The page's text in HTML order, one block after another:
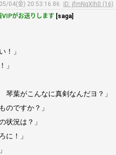
04(金) 20:53:16.86
ID: jfmNqXIh0 (16)
VIPがお送りします [saga]
！」
」
葉がこんなに真剣なんだヨ？」
ですか？」
状況は？」
に！」